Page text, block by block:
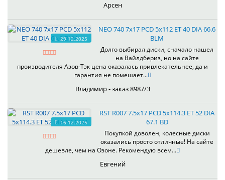
Арсен
29.12.2025
NEO 740 7x17 PCD 5x112 ET 40 DIA 66.6
BLM
Долго выбирал диски, сначало нашел
на Вайлдбериз, но на сайте
производителя Азов-Тэк цена оказалась привлекательнее, да и
гарантия не помешает...
Владимир - заказ 8987/3
16.12.2025
RST R007 7.5x17 PCD 5x114.3 ET 52 DIA
67.1 BD
Покупкой доволен, колесные диски
оказались просто отличные! На сайте
дешевле, чем на Озоне. Рекомендую всем...
Евгений